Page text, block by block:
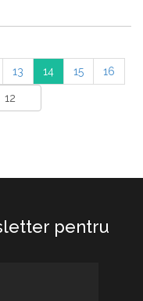
13 14 15 16
pentru